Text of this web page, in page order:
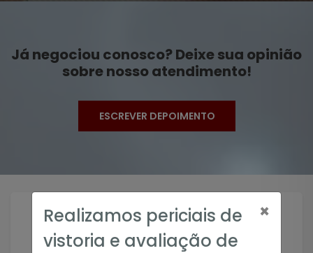
Realizamos periciais de
vistoria e avaliação de
×
Já negociou conosco? Deixe sua opinião
sobre nosso atendimento!
ESCREVER DEPOIMENTO